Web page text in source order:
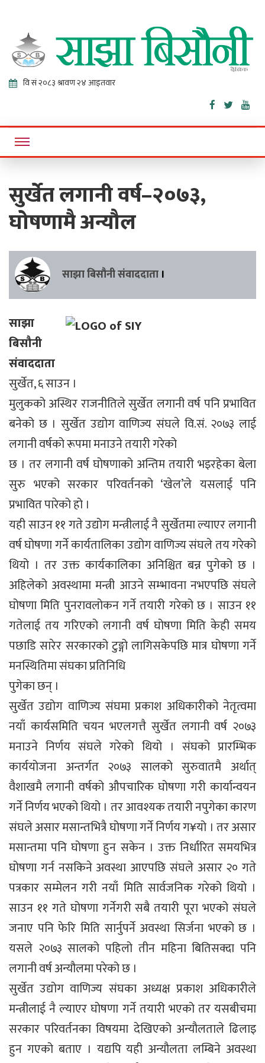
Sajha
Bisaunee
Online News Portal
सुर्खेत लगानी वर्ष–२०७३,
घोषणामै अन्यौल
साझा बिसौनी संवाददाता ।
साझा
बिसौनी
संवाददाता
सुर्खेत, ६ साउन ।
मुलुकको अस्थिर राजनीतिले सुर्खेत लगानी वर्ष पनि प्रभावित
बनेको छ । सुर्खेत उद्योग वाणिज्य संघले वि.सं. २०७३ लाई
लगानी वर्षको रूपमा मनाउने तयारी गरेको
छ । तर लगानी वर्ष घोषणाको अन्तिम तयारी भइरहेका बेला
सुरु भएको सरकार परिवर्तनको ‘खेल’ले यसलाई पनि
प्रभावित पारेको हो ।
यही साउन ११ गते उद्योग मन्त्रीलाई नै सुर्खेतमा ल्याएर लगानी
वर्ष घोषणा गर्ने कार्यतालिका उद्योग वाणिज्य संघले तय गरेको
थियो । तर उक्त कार्यकालिका अनिश्चित बन्न पुगेको छ ।
अहिलेको अवस्थामा मन्त्री आउने सम्भावना नभएपछि संघले
घोषणा मिति पुनरावलोकन गर्ने तयारी गरेको छ । साउन ११
गतेलाई तय गरिएको लगानी वर्ष घोषणा मिति केही समय
पछाडि सारेर सरकारको टुङ्गो लागिसकेपछि मात्र घोषणा गर्ने
मनस्थितिमा संघका प्रतिनिधि
पुगेका छन् ।
सुर्खेत उद्योग वाणिज्य संघमा प्रकाश अधिकारीको नेतृत्वमा
नयाँ कार्यसमिति चयन भएलगत्तै सुर्खेत लगानी वर्ष २०७३
मनाउने निर्णय संघले गरेको थियो । संघको प्रारम्भिक
कार्ययोजना अन्तर्गत २०७३ सालको सुरुवातमै अर्थात्
वैशाखमै लगानी वर्षको औपचारिक घोषणा गरी कार्यान्वयन
गर्ने निर्णय भएको थियो । तर आवश्यक तयारी नपुगेका कारण
संघले असार मसान्तभित्रै घोषणा गर्ने निर्णय ग¥यो । तर असार
मसान्तमा पनि घोषणा हुन सकेन । उक्त निर्धारित समयभित्र
घोषणा गर्न नसकिने अवस्था आएपछि संघले असार २० गते
पत्रकार सम्मेलन गरी नयाँ मिति सार्वजनिक गरेको थियो ।
साउन ११ गते घोषणा गर्नेगरी सबै तयारी पूरा भएको संघले
जनाए पनि फेरि मिति सार्नुपर्ने अवस्था सिर्जना भएको छ ।
यसले २०७३ सालको पहिलो तीन महिना बितिसक्दा पनि
लगानी वर्ष अन्यौलमा परेको छ ।
सुर्खेत उद्योग वाणिज्य संघका अध्यक्ष प्रकाश अधिकारीले
मन्त्रीलाई नै ल्याएर घोषणा गर्ने तयारी भएको तर यसबीचमा
सरकार परिवर्तनका विषयमा देखिएको अन्यौलताले ढिलाइ
हुन गएको बताए । यद्यपि यही अन्यौलता लम्बिने अवस्था